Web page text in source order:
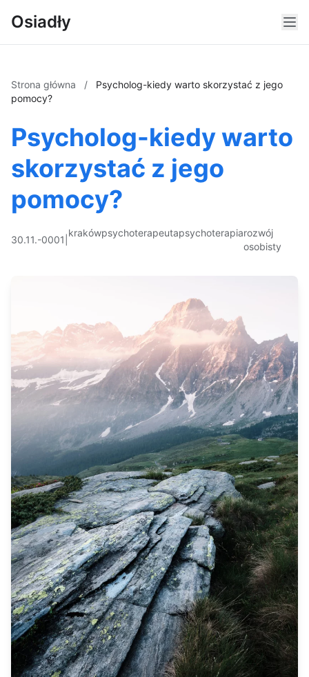
Osiadły
Strona główna /
Psycholog-kiedy warto skorzystać z jego
pomocy?
Psycholog-kiedy warto
skorzystać z jego
pomocy?
30.11.-0001
krakówpsychoterapeutapsychoterapiarozwój
osobisty